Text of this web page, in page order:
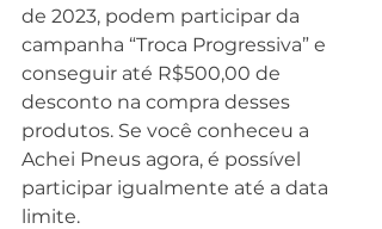
de 2023, podem participar da
campanha “Troca Progressiva” e
conseguir até R$500,00 de
desconto na compra desses
produtos. Se você conheceu a
Achei Pneus agora, é possível
participar igualmente até a data
limite.